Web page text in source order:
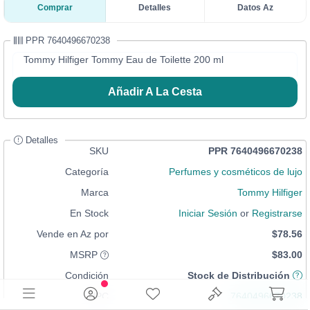
Comprar Detalles Datos Az
PPR 7640496670238
Tommy Hilfiger Tommy Eau de Toilette 200 ml
Añadir A La Cesta
Detalles
SKU
PPR 7640496670238
Categoría
Perfumes y cosméticos de lujo
Marca
Tommy Hilfiger
En Stock
Iniciar Sesión or Registrarse
Vende en Az por
$78.56
MSRP
$83.00
Condición
Stock de Distribución
UPC
7640496670238